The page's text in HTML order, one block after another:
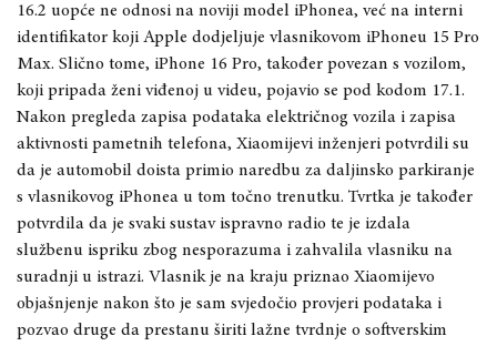
16.2 uopće ne odnosi na noviji model iPhonea, već na interni
identifikator koji Apple dodjeljuje vlasnikovom iPhoneu 15 Pro
Max. Slično tome, iPhone 16 Pro, također povezan s vozilom,
koji pripada ženi viđenoj u videu, pojavio se pod kodom 17.1.
Nakon pregleda zapisa podataka električnog vozila i zapisa
aktivnosti pametnih telefona, Xiaomijevi inženjeri potvrdili su
da je automobil doista primio naredbu za daljinsko parkiranje
s vlasnikovog iPhonea u tom točno trenutku. Tvrtka je također
potvrdila da je svaki sustav ispravno radio te je izdala
službenu ispriku zbog nesporazuma i zahvalila vlasniku na
suradnji u istrazi. Vlasnik je na kraju priznao Xiaomijevo
objašnjenje nakon što je sam svjedočio provjeri podataka i
pozvao druge da prestanu širiti lažne tvrdnje o softverskim